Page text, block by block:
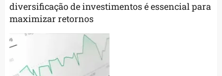
diversificação de investimentos é essencial para
maximizar retornos